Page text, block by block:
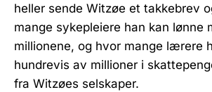
heller sende Witzøe et takkebrev
mange sykepleiere han kan lønne
millionene, og hvor mange lærere
hundrevis av millioner i
fra Witzøes selskaper.